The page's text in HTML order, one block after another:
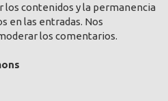
los contenidos y la permanencia
en las entradas. Nos
los comentarios.